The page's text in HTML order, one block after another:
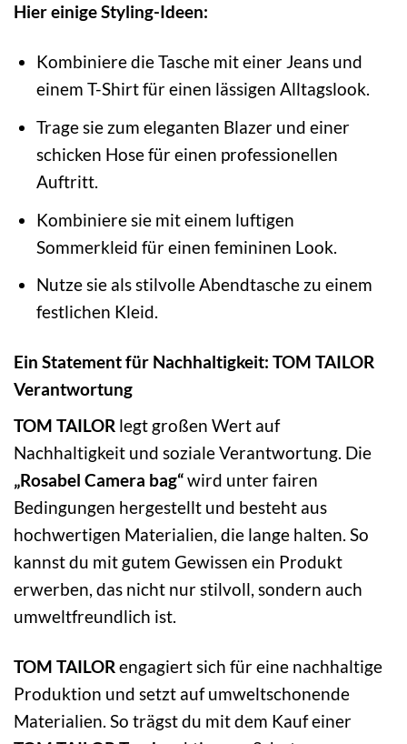
Hier einige Styling-Ideen:
Kombiniere die Tasche mit einer Jeans und
einem T-Shirt für einen lässigen Alltagslook.
Trage sie zum eleganten Blazer und einer
schicken Hose für einen professionellen
Auftritt.
Kombiniere sie mit einem luftigen
Sommerkleid für einen femininen Look.
Nutze sie als stilvolle Abendtasche zu einem
festlichen Kleid.
Ein Statement für Nachhaltigkeit: TOM TAILOR
Verantwortung
TOM TAILOR legt großen Wert auf
Nachhaltigkeit und soziale Verantwortung. Die
„Rosabel Camera bag“wird unter fairen
Bedingungen hergestellt und besteht aus
hochwertigen Materialien, die lange halten. So
kannst du mit gutem Gewissen ein Produkt
erwerben, das nicht nur stilvoll, sondern auch
umweltfreundlich ist.
TOM TAILORengagiert sich für eine nachhaltige
Produktion und setzt auf umweltschonende
Materialien. So trägst du mit dem Kauf einer